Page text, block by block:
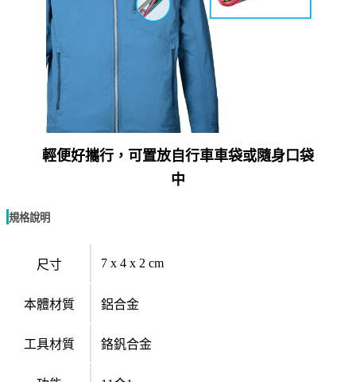
輕便好攜行，可置放自行車車袋或隨身口袋
中
規格說明
尺寸 7 x 4 x 2 cm
本體材質 鋁合金
工具材質 鉻釩合金